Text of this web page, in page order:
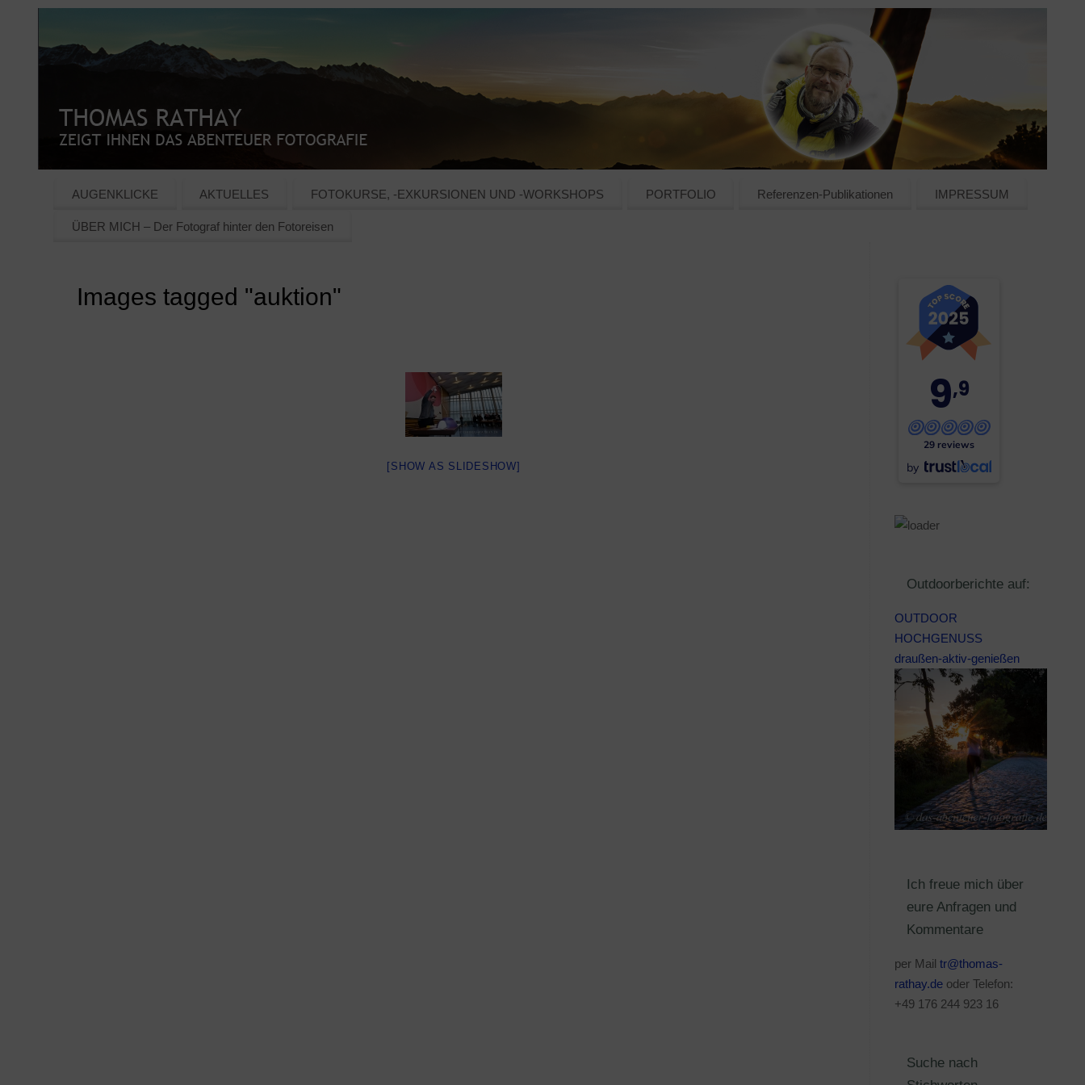
AUGENKLICKE AKTUELLES FOTOKURSE, -EXKURSIONEN UND -WORKSHOPS PORTFOLIO Referenzen-Publikationen IMPRESSUM
ÜBER MICH – Der Fotograf hinter den Fotoreisen
Images tagged "auktion"
[SHOW AS SLIDESHOW]
9,9
29 reviews
by
Outdoorberichte auf:
OUTDOOR
HOCHGENUSS
draußen-aktiv-genießen
Ich freue mich über
eure Anfragen und
Kommentare
per Mail tr@thomas-
rathay.de oder Telefon:
+49 176 244 923 16
Suche nach